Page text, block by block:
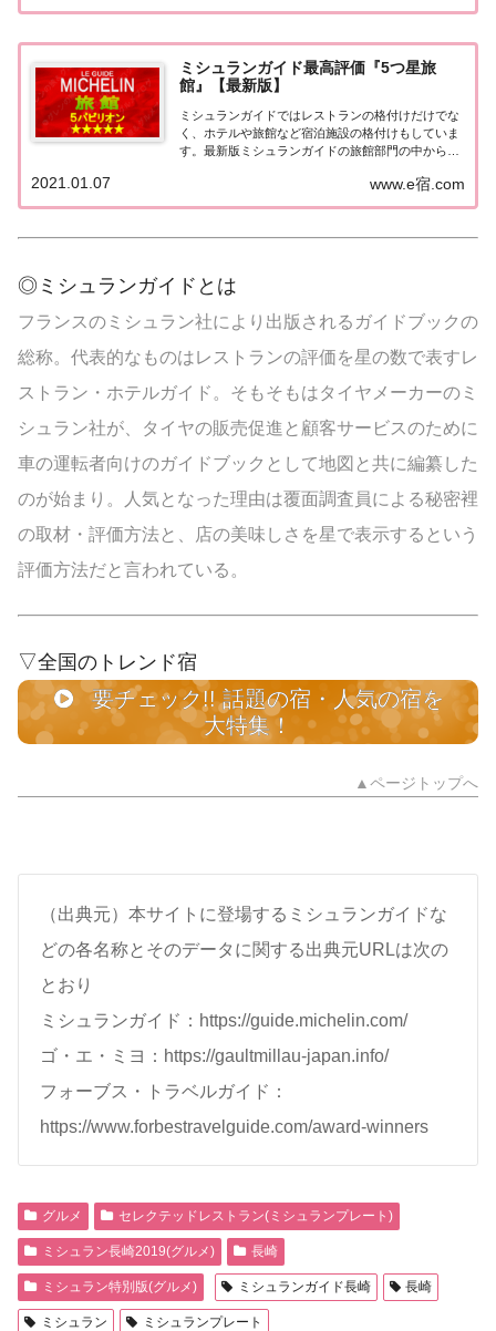
ングなどで常に上位を賑わす有名ホテル。各ホテル
ミシュランガイド最高評価『5つ星旅
館』【最新版】
ミシュランガイドではレストランの格付けだけでな
く、ホテルや旅館など宿泊施設の格付けもしていま
す。最新版ミシュランガイドの旅館部門の中から最
とめてみました♪ いずれも人気ランキングなどで常
に上位を賑わす有名旅館。各旅館の情報と口コミ評
www.e宿.com
2021.01.07
◎ミシュランガイドとは
フランスのミシュラン社により出版されるガイドブックの
総称。代表的なものはレストランの評価を星の数で表すレ
ストラン・ホテルガイド。そもそもはタイヤメーカーのミ
シュラン社が、タイヤの販売促進と顧客サービスのために
車の運転者向けのガイドブックとして地図と共に編纂した
のが始まり。人気となった理由は覆面調査員による秘密裡
の取材・評価方法と、店の美味しさを星で表示するという
評価方法だと言われている。
▽全国のトレンド宿
要チェック!! 話題の宿・人気の宿を
大特集！
▲ページトップへ
（出典元）本サイトに登場するミシュランガイドな
どの各名称とそのデータに関する出典元URLは次の
とおり
ミシュランガイド：https://guide.michelin.com/
ゴ・エ・ミヨ：https://gaultmillau-japan.info/
フォーブス・トラベルガイド：
https://www.forbestravelguide.com/award-winners
グルメ セレクテッドレストラン(ミシュランプレート)
ミシュラン長崎2019(グルメ) 長崎
ミシュラン特別版(グルメ) ミシュランガイド長崎 長崎
ミシュラン ミシュランプレート